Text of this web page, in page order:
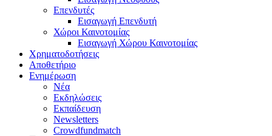
Επενδυτές
Εισαγωγή Επενδυτή
Χώροι Καινοτομίας
Εισαγωγή Χώρου Καινοτομίας
Χρηματοδοτήσεις
Αποθετήριο
Ενημέρωση
Νέα
Εκδηλώσεις
Εκπαίδευση
Newsletters
Crowdfundmatch